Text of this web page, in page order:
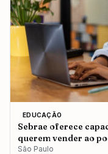
EDUCAÇÃO
Sebrae oferece
querem vender ao
São Paulo